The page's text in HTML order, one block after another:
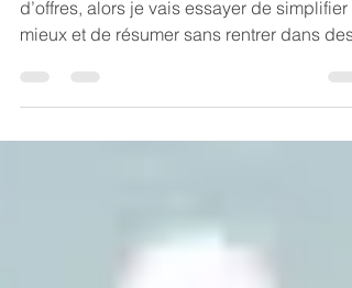
d'offres ?
d’offres, alors je vais essayer de simplifier
mieux et de résumer sans rentrer dans des
détails...